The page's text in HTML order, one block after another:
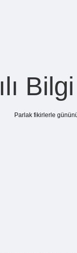
Parlak fikirlerle